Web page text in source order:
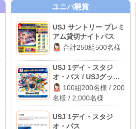
ユニバ懸賞
USJ サントリー プレミ
アム貸切ナイトパス
合計250組500名様
USJ 1デイ・スタジ
オ・パス / USJグッズ /
dポイント 1,000ポイン
ト
100組200名様 / 200
名様 / 2,000名様
USJ 1デイ・スタジ
オ・パス